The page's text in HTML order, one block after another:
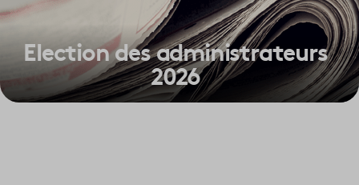
Election des administrateurs
2026